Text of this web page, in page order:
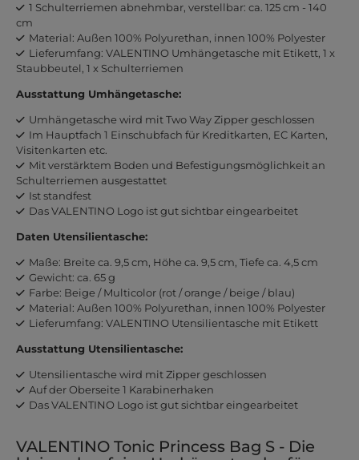
1 Schulterriemen abnehmbar, verstellbar: ca. 125 cm - 140
cm
Material: Außen 100% Polyurethan, innen 100% Polyester
Lieferumfang: VALENTINO Umhängetasche mit Etikett, 1 x
Staubbeutel, 1 x Schulterriemen
Ausstattung Umhängetasche:
Umhängetasche wird mit Two Way Zipper geschlossen
Im Hauptfach 1 Einschubfach für Kreditkarten, EC Karten,
Visitenkarten etc.
Mit verstärktem Boden und Befestigungsmöglichkeit an
Schulterriemen ausgestattet
Ist standfest
Das VALENTINO Logo ist gut sichtbar eingearbeitet
Daten Utensilientasche:
Maße: Breite ca. 9,5 cm, Höhe ca. 9,5 cm, Tiefe ca. 4,5 cm
Gewicht: ca. 65 g
Farbe: Beige / Multicolor (rot / orange / beige / blau)
Material: Außen 100% Polyurethan, innen 100% Polyester
Lieferumfang: VALENTINO Utensilientasche mit Etikett
Ausstattung Utensilientasche:
Utensilientasche wird mit Zipper geschlossen
Auf der Oberseite 1 Karabinerhaken
Das VALENTINO Logo ist gut sichtbar eingearbeitet
VALENTINO Tonic Princess Bag S - Die